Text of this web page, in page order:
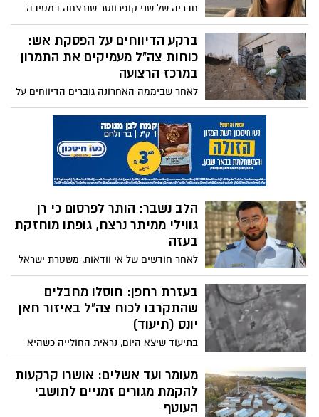
חבריה של שני קופרווסר שנרצחה במסיבה
ברעים בשביעי באוקטובר מספרים על האדם
שהייתה: "הנוכחות החזקה שלה הקרינה כלפי
חוץ בכל מקום אליו הגיעה"
ברקע הדיווחים על הפסקת אש:
כוחות צה"ל מעמיקים את התמרון
במרכז הרצועה
לאחר שביממה האחרונה גוברים הדיווחים על
התקדמות במגעים לעסקת מחבלים תמורת
שבויים, צה"ל ממשיך לתעד את התקדמות
הכוחות במרכז ובצפון הרצועה
הלב נשבר: הותר לפרסום כי רן
גווילי ממיתר נרצח, גופתו מוחזקת
בעזה
לאחר חודשים של אי וודאות, משטרת ישראל
מודיעה הבוקר כי רס"ל רן גוןילי ממיתר אינו
בין החיים וגופתו מוחזקת בעזה. בבוקר
השבת השחורה בעודו המתין לניתוח, יצא
גווילי להציל בני אדם ונחטף בידי מחבלי
החמאס. יהי זכרו ברוך
בעזרת רחפן: חוסלו מחבלים
שהתקרבו לכוח צה"ל באיזור חאן
יונס (תיעוד)
בתיעוד שיצא היום, נראית החולייה כשהיא
מתקרבת לכוח צה"ל באיזור העיר חאן יונס -
רחפן שאיתר אותם הצליח לחסלם במהרה
מעומר ועד אשלים: אושרו קרקעות
להקמת מגורים זמניים לתושבי
העוטף